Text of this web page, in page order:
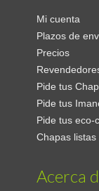
Mi cuenta
Plazos de
Precios
Pide tus
Pide tus
Pide tus eco-
Chapas listas
Acerca